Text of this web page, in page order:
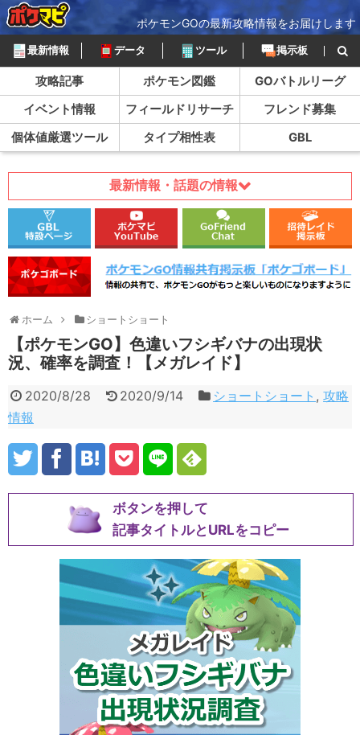
ポケモンGOの最新攻略情報をお届けします
最新情報 データ ツール 掲示板
攻略記事 ポケモン図鑑
GOバトルリーグ
イベント情報
フィールドリサーチ
フレンド募集
個体値厳選ツール
タイプ相性表 GBL
最新情報・話題の情報
ホーム ショートショート
【ポケモンGO】色違いフシギバナの出現状
況、確率を調査！【メガレイド】
2020/8/28 2020/9/14 ショートショート ,攻略
情報
ボタンを押して
記事タイトルとURLをコピー